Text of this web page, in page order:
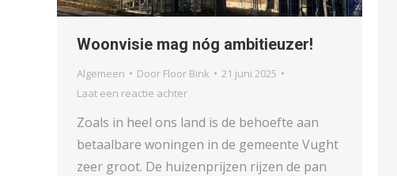
Woonvisie mag nóg ambitieuzer!
Algemeen Door Floor Bink
21 juni 2025
Laat een reactie achter
Zoals in heel ons land is de behoefte aan
betaalbare woningen in de gemeente Vught
zeer groot. De huizenprijzen rijzen de pan